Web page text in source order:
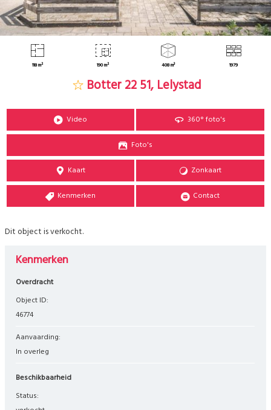
118 m² 190 m² 408 m³ 1979
Botter 22 51, Lelystad
Video 360° foto's
Foto's
Kaart Zonkaart
Kenmerken Contact
Dit object is verkocht.
Kenmerken
Overdracht
Object ID:
46774
Aanvaarding:
In overleg
Beschikbaarheid
Status: